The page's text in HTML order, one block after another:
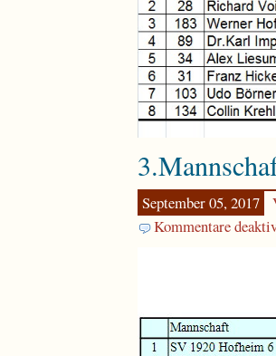
September 05, 2017
Kommentare